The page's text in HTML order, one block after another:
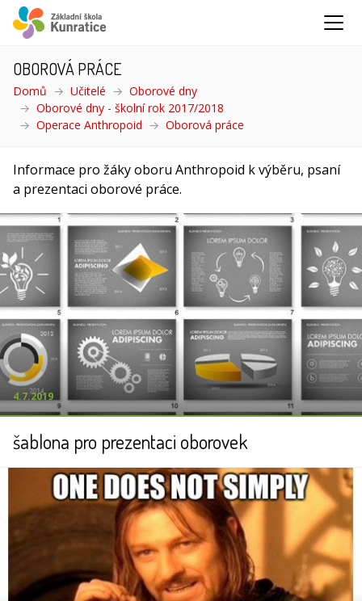
OBOROVÁ PRÁCE
Domů Učitelé
Oborové dny
Oborové dny - školní rok 2017/2018
Operace Anthropoid
Oborová práce
Informace pro žáky oboru Anthropoid k výběru, psaní
a prezentaci oborové práce.
4.7.2019
šablona pro prezentaci oborovek